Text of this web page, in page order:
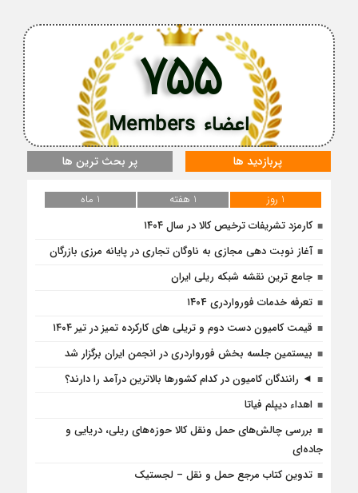
اعضاء Members
755
پربازدید ها پر بحث ترین ها
1 روز 1 هفته
1 ماه
کارمزد تشریفات ترخیص کالا در سال ۱۴۰۴
آغاز نوبت دهی مجازی به ناوگان تجاری در پایانه مرزی بازرگان
جامع ترین نقشه شبکه ریلی ایران
تعرفه خدمات فورواردری ۱۴۰4
قیمت کامیون دست دوم و تریلی‌ های کارکرده تمیز در تیر ۱۴۰۴
بیستمین جلسه بخش فورواردری در انجمن ایران برگزار شد
◄ رانندگان کامیون در کدام کشورها بالاترین درآمد را دارند؟
اهداء دیپلم فیاتا
بررسی چالش‌های حمل ونقل کالا حوزه‌های ریلی، دریایی و
جاده‌ای
تدوین کتاب مرجع حمل و نقل – لجستیک